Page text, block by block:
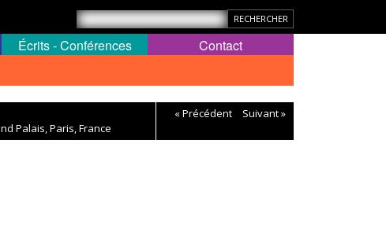
Écrits - Conférences Contact
Palais, Paris, France
« Précédent Suivant »